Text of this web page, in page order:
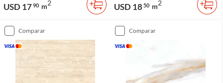
USD 1790 m2 USD 18 50 m2
comparar comparar